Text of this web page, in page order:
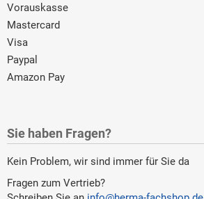
Vorauskasse
Mastercard
Visa
Paypal
Amazon Pay
Sie haben Fragen?
Kein Problem, wir sind immer für Sie da
Fragen zum Vertrieb?